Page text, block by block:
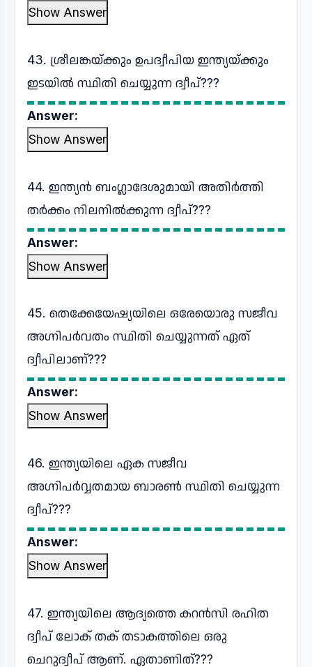
Show Answer
43. ശ്രീലങ്കയ്ക്കും ഉപദ്വീപിയ ഇന്ത്യയ്ക്കും
ഇടയിൽ സ്ഥിതി ചെയ്യുന്ന ദ്വീപ്???
Answer:
Show Answer
44. ഇന്ത്യൻ ബംഗ്ലാദേശുമായി അതിർത്തി
തർക്കം നിലനിൽക്കുന്ന ദ്വീപ്???
Answer:
Show Answer
45. തെക്കേയേഷ്യയിലെ ഒരേയൊരു സജീവ
അഗ്നിപർവതം സ്ഥിതി ചെയ്യുന്നത് ഏത്
ദ്വീപിലാണ്???
Answer:
Show Answer
46. ഇന്ത്യയിലെ ഏക സജീവ
അഗ്നിപർവ്വതമായ ബാരൺ സ്ഥിതി ചെയ്യുന്ന
ദ്വീപ്???
Answer:
Show Answer
47. ഇന്ത്യയിലെ ആദ്യത്തെ കറൻസി രഹിത
ദ്വീപ് ലോക് തക് തടാകത്തിലെ ഒരു
ചെറുദ്വീപ് ആണ്. ഏതാണിത്???